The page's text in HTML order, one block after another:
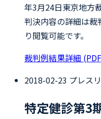
年3月24日東京地方
判決内容の詳細は裁
り閲覧可能です。
裁判例結果詳細
2018-02-23 プレス
特定健診第3